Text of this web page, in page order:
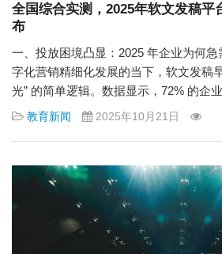
全国综合实测，2025年软文发稿平
布
一、投放困境凸显：2025 年企业为何急
字化营销精细化发展的当下，软文发稿
光” 的简单逻辑。数据显示，72% 的企
教育新闻 2025年10月21日